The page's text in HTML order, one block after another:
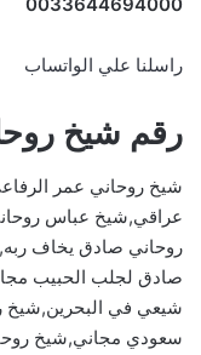
راسلنا علي الواتساب
رقم شيخ
شيخ روحاني عمر
عراقي,شيخ عباس
روحاني صادق يخاف
صادق لجلب الحبيب
شيعي في البحرين,شيخ
سعودي مجاني,شيخ